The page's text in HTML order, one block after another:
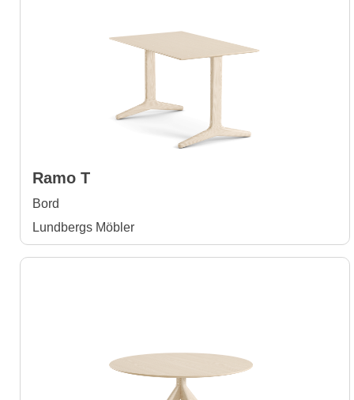
Ramo T
Bord
Lundbergs Möbler